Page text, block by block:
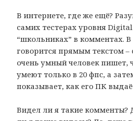
В интернете, где же ещё?
самих тестерах уровня
“школьниках” в комментах.
говорится прямым текстом –
очень умный человек пишет,
умеют только в 20 фпс, а
показывает, как его ПК
Видел ли я такие комменты?